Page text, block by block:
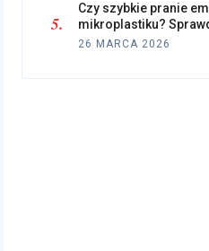
Czy szybkie pranie
mikroplastiku?
26 MARCA 2026